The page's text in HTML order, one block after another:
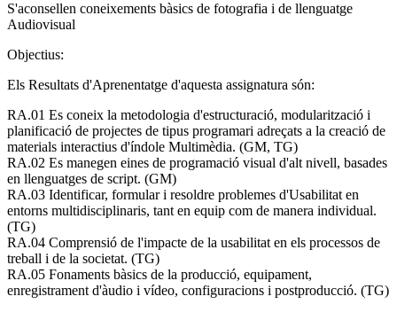
S'aconsellen coneixements bàsics de fotografia i de llenguatge
Audiovisual
Objectius:
Els Resultats d'Aprenentatge d'aquesta assignatura són:
RA.01 Es coneix la metodologia d'estructuració, modularització i
planificació de projectes de tipus programari adreçats a la creació de
materials interactius d'índole Multimèdia. (GM, TG)
RA.02 Es manegen eines de programació visual d'alt nivell, basades
en llenguatges de script. (GM)
RA.03 Identificar, formular i resoldre problemes d'Usabilitat en
entorns multidisciplinaris, tant en equip com de manera individual.
(TG)
RA.04 Comprensió de l'impacte de la usabilitat en els processos de
treball i de la societat. (TG)
RA.05 Fonaments bàsics de la producció, equipament,
enregistrament d'àudio i vídeo, configuracions i postproducció. (TG)